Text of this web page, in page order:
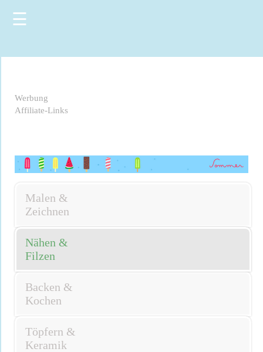
☰
Werbung
Affiliate-Links
Malen &
Zeichnen
Nähen &
Filzen
Backen &
Kochen
Töpfern &
Keramik